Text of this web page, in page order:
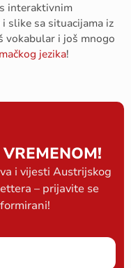
s interaktivnim
i slike sa situacijama iz
vokabular i još mnogo
jezika!
i vijesti Austrijskog
– prijavite se